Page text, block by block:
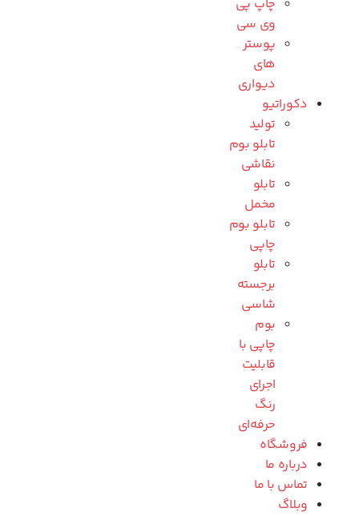
چاپ پی
وی سی
پوستر
های
دیواری
دکوراتیو
تولید
تابلو بوم
نقاشی
تابلو
مخمل
تابلو بوم
چاپی
تابلو
برجسته
شاسی
بوم
چاپی با
قابلیت
اجرای
رنگ
حرفه‌ای
فروشگاه
درباره ما
تماس با ما
وبلاگ